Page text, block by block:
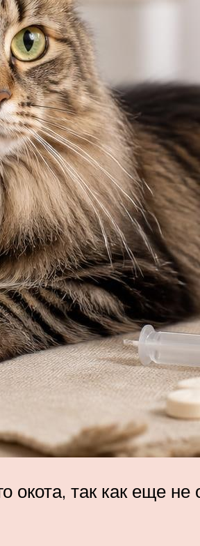
окота, так как еще